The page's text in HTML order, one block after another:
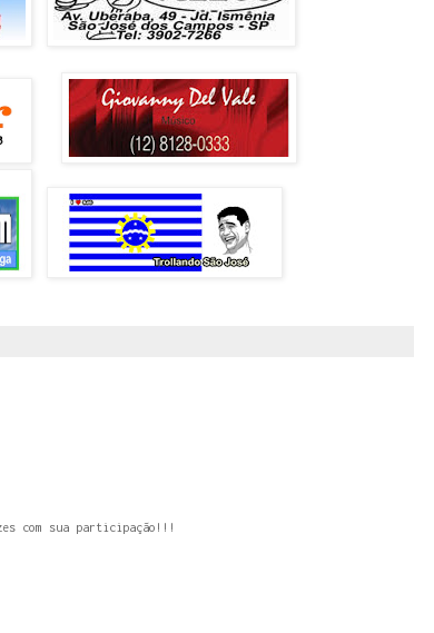
com sua participação!!!